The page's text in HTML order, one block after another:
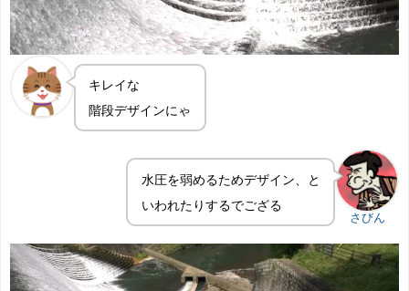
キレイな
階段デザインにゃ
さびん
水圧を弱めるためデザイン、と
いわれたりするでござる